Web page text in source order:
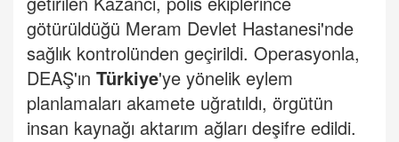
götürüldüğü Meram Devlet Hastanesi'nde
sağlık kontrolünden geçirildi. Operasyonla,
DEAŞ'ın Türkiye'ye yönelik eylem
planlamaları akamete uğratıldı, örgütün
insan kaynağı aktarım ağları deşifre edildi.